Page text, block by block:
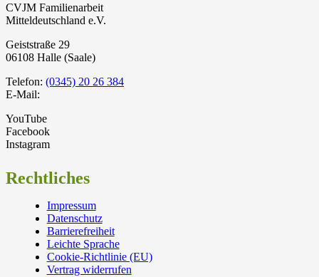
CVJM Familienarbeit
Mitteldeutschland e.V.
Geiststraße 29
06108 Halle (Saale)
Telefon: (0345) 20 26 384
E-Mail:
YouTube
Facebook
Instagram
Rechtliches
Impressum
Datenschutz
Barrierefreiheit
Leichte Sprache
Cookie-Richtlinie (EU)
Vertrag widerrufen